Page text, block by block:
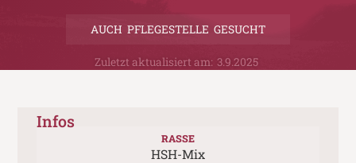
AUCH PFLEGESTELLE GESUCHT
Zuletzt aktualisiert am: 3.9.2025
Infos
RASSE
HSH-Mix